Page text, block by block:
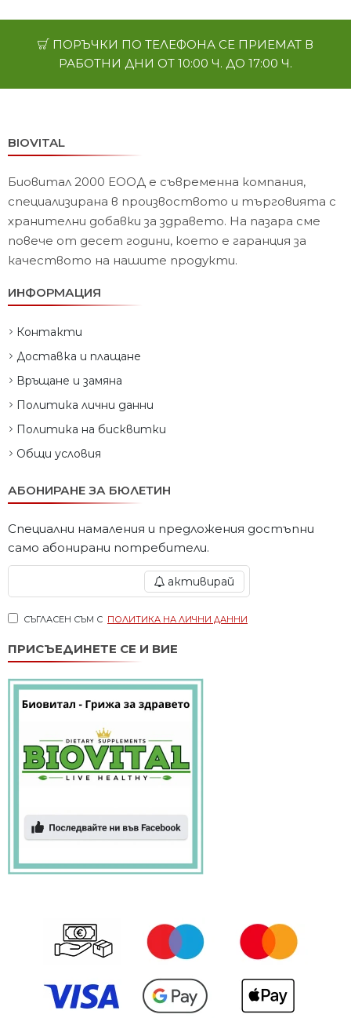
ПОРЪЧКИ ПО ТЕЛЕФОНА СЕ ПРИЕМАТ В
РАБОТНИ ДНИ ОТ 10:00 Ч. ДО 17:00 Ч.
BIOVITAL
Биовитал 2000 ЕООД е съвременна компания,
специализирана в произвоството и търговията с
хранителни добавки за здравето. На пазара сме
повече от десет години, което е гаранция за
качеството на нашите продукти.
ИНФОРМАЦИЯ
Контакти
Доставка и плащане
Връщане и замяна
Политика лични данни
Политика на бисквитки
Общи условия
АБОНИРАНЕ ЗА БЮЛЕТИН
Специални намаления и предложения достъпни
само абонирани потребители.
активирай
СЪГЛАСЕН СЪМ С ПОЛИТИКА НА ЛИЧНИ ДАННИ
ПРИСЪЕДИНЕТЕ СЕ И ВИЕ